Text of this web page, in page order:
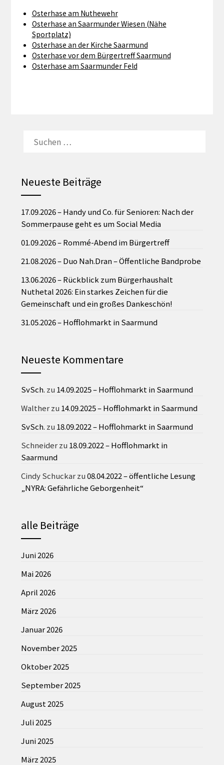
Osterhase am Nuthewehr
Osterhase an Saarmunder Wiesen (Nähe
Sportplatz)
Osterhase an der Kirche Saarmund
Osterhase vor dem Bürgertreff Saarmund
Osterhase am Saarmunder Feld
NACH:
Neueste Beiträge
17.09.2026 – Handy und Co. für Senioren: Nach der
Sommerpause geht es um Social Media
01.09.2026 – Rommé-Abend im Bürgertreff
21.08.2026 – Duo Nah.Dran – Öffentliche Bandprobe
13.06.2026 – Rückblick zum Bürgerhaushalt
Nuthetal 2026: Ein starkes Zeichen für die
Gemeinschaft und ein großes Dankeschön!
31.05.2026 – Hofflohmarkt in Saarmund
Neueste Kommentare
SvSch. zu 14.09.2025 – Hofflohmarkt in Saarmund
Waltherzu 14.09.2025 – Hofflohmarkt in Saarmund
SvSch. zu 18.09.2022 – Hofflohmarkt in Saarmund
Schneiderzu 18.09.2022 – Hofflohmarkt in
Saarmund
Cindy Schuckarzu08.04.2022 – öffentliche Lesung
„NYRA: Gefährliche Geborgenheit“
alle Beiträge
Juni 2026
Mai 2026
April 2026
März 2026
Januar 2026
November 2025
Oktober 2025
September 2025
August 2025
Juli 2025
Juni 2025
März 2025